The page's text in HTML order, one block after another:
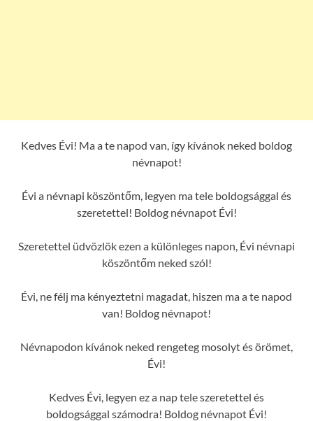
Kedves Évi! Ma a te napod van, így kívánok neked boldog
névnapot!
Évi a névnapi köszöntőm, legyen ma tele boldogsággal és
szeretettel! Boldog névnapot Évi!
Szeretettel üdvözlök ezen a különleges napon, Évi névnapi
köszöntőm neked szól!
Évi, ne félj ma kényeztetni magadat, hiszen ma a te napod
van! Boldog névnapot!
Névnapodon kívánok neked rengeteg mosolyt és örömet,
Évi!
Kedves Évi, legyen ez a nap tele szeretettel és
boldogsággal számodra! Boldog névnapot Évi!